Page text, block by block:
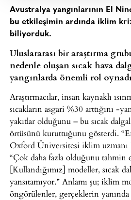
Avustralya yangınlarının El
bu etkileşimin ardında iklim
biliyorduk.
Uluslararası bir araştırma
nedenle oluşan sıcak hava
yangınlarda önemli rol
Araştırmacılar, insan kaynaklı
sıcakların asgari %30 arttığını -
yakıtlar olduğunu – bu sıcak
örtüsünü kuruttuğunu gösterdi.
Oxford Üniversitesi iklim
“Çok daha fazla olduğunu tahmin
[Kullandığımız] modeller, sıcak
yansıtamıyor.” Anlamı şu; iklim
öngörülenler, gerçeklerin yanında